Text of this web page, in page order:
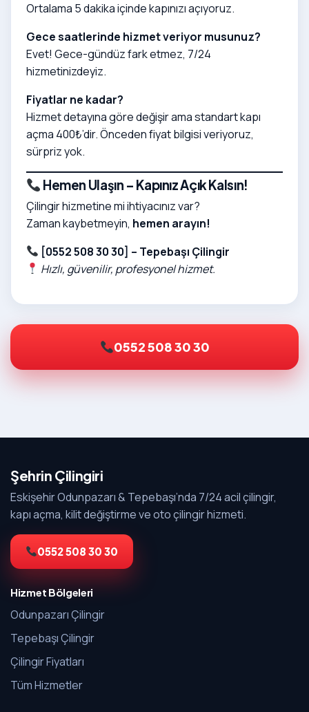
Ortalama 5 dakika içinde kapınızı açıyoruz.
Gece saatlerinde hizmet veriyor musunuz?
Evet! Gece-gündüz fark etmez, 7/24
hizmetinizdeyiz.
Fiyatlar ne kadar?
Hizmet detayına göre değişir ama standart kapı
açma 400₺’dir. Önceden fiyat bilgisi veriyoruz,
sürpriz yok.
Hemen Ulaşın – Kapınız Açık Kalsın!
Çilingir hizmetine mi ihtiyacınız var?
Zaman kaybetmeyin, hemen arayın!
[0552 508 30 30] – Tepebaşı Çilingir
Hızlı, güvenilir, profesyonel hizmet.
0552 508 30 30
Şehrin Çilingiri
Eskişehir Odunpazarı & Tepebaşı’nda 7/24 acil çilingir,
kapı açma, kilit değiştirme ve oto çilingir hizmeti.
0552 508 30 30
Hizmet Bölgeleri
Odunpazarı Çilingir
Tepebaşı Çilingir
Çilingir Fiyatları
Tüm Hizmetler